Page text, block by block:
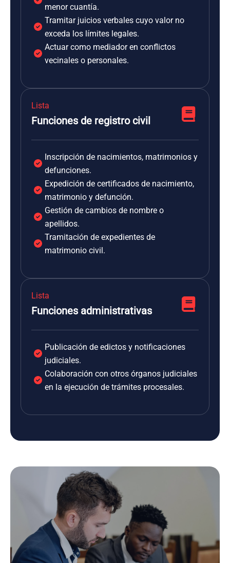
menor cuantía.
Tramitar juicios verbales cuyo valor no
exceda los límites legales.
Actuar como mediador en conflictos
vecinales o personales.
Lista
Funciones de registro civil
Inscripción de nacimientos, matrimonios y
defunciones.
Expedición de certificados de nacimiento,
matrimonio y defunción.
Gestión de cambios de nombre o
apellidos.
Tramitación de expedientes de
matrimonio civil.
Lista
Funciones administrativas
Publicación de edictos y notificaciones
judiciales.
Colaboración con otros órganos judiciales
en la ejecución de trámites procesales.